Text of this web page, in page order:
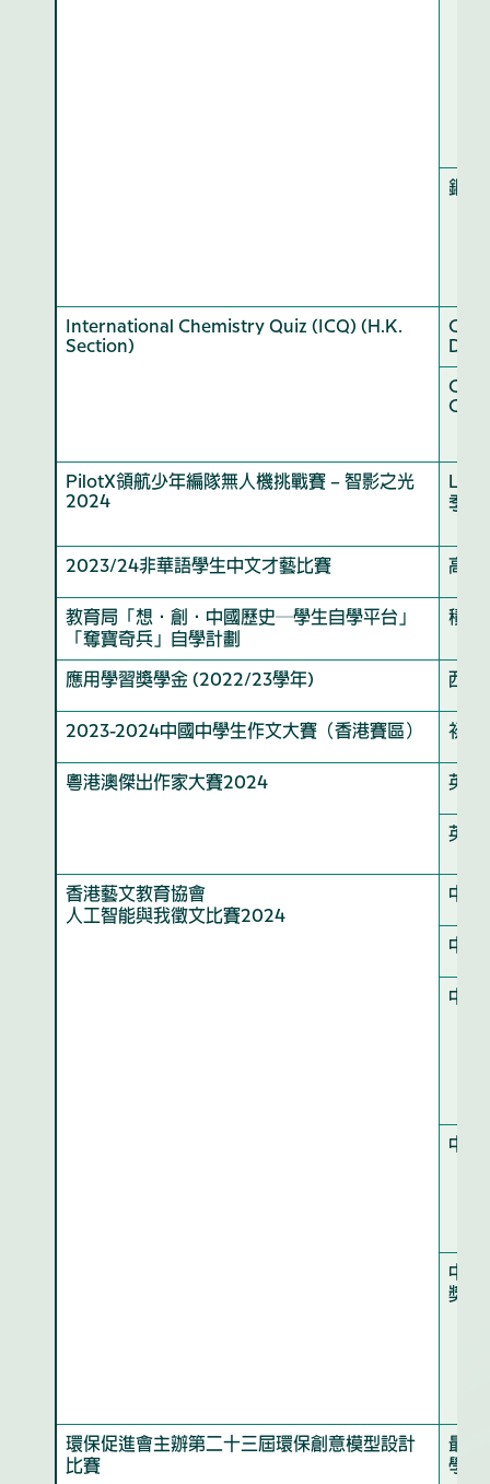
銅獎
International Chemistry Quiz (ICQ) (H.K.
Section)
PilotX領航少年編隊無人機挑戰賽 – 智影之光
2024
季軍
2023/24非華語學生中文才藝比賽 高中
教育局「想‧創‧中國歷史─學生自學平台」
「奪寶奇兵」自學計劃
積極
應用學習獎學金 (2022/23學年) 西式
2023-2024中國中學生作文大賽（香港賽區） 初中
粵港澳傑出作家大賽2024 英文
英文
香港藝文教育協會
人工智能與我徵文比賽2024
中學
中學
中學
中學
中學
獎
環保促進會主辦第二十三屆環保創意模型設計
比賽
最具
學組)